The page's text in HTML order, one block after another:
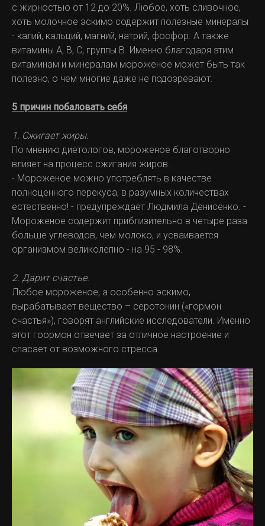
с жирностью от 12 до 20%. Любое, хоть сливочное,
хоть молочное эскимо содержит полезные минералы
- калий, кальций, магний, натрий, фосфор. А также
витамины А, В, С, группы В. Именно благодаря этим
витаминам и минералам мороженое может быть так
полезно, о чем многие даже не подозревают.
5 причин побаловать себя
1. Сжигает жиры.
По мнению диетологов, мороженое благотворно
влияет на процесс сжигания жиров.
- Мороженое можно употреблять в качестве
полноценного перекуса, в разумных количествах
естественно! - предупреждает Людмила Денисенко. -
Мороженое содержит приблизительно в четыре раза
больше углеводов, чем молоко, и усваивается
организмом великолепно - на 95 - 98%.
2. Дарит счастье.
Любое мороженое, а особенно эскимо,
вырабатывает вещество – серотонин («гормон
счастья»), говорят английские исследователи. Именно
этот гоормон отвечает за отличное настроение и
спасает от возможного стресса.